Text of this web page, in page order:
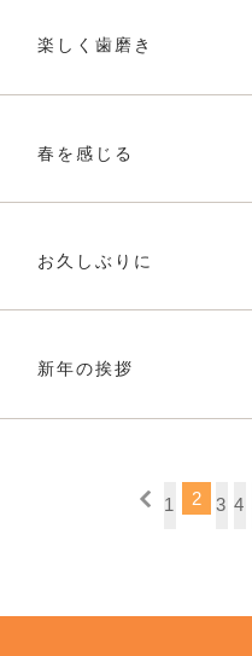
楽しく歯磨き
春を感じる
お久しぶりに
新年の挨拶
1 2 3 4